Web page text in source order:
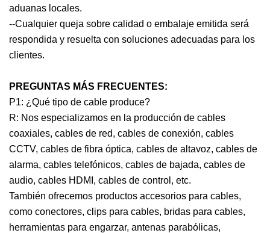
aduanas locales.
--Cualquier queja sobre calidad o embalaje emitida será
respondida y resuelta con soluciones adecuadas para los
clientes.
PREGUNTAS MÁS FRECUENTES:
P1: ¿Qué tipo de cable produce?
R: Nos especializamos en la producción de cables
coaxiales, cables de red, cables de conexión, cables
CCTV, cables de fibra óptica, cables de altavoz, cables de
alarma, cables telefónicos, cables de bajada, cables de
audio, cables HDMI, cables de control, etc.
También ofrecemos productos accesorios para cables,
como conectores, clips para cables, bridas para cables,
herramientas para engarzar, antenas parabólicas,